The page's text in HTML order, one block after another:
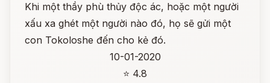
Khi một thầy phù thủy độc ác, hoặc một người
xấu xa ghét một người nào đó, họ sẽ gửi một
con Tokoloshe đến cho kẻ đó.
10-01-2020
⭐ 4.8